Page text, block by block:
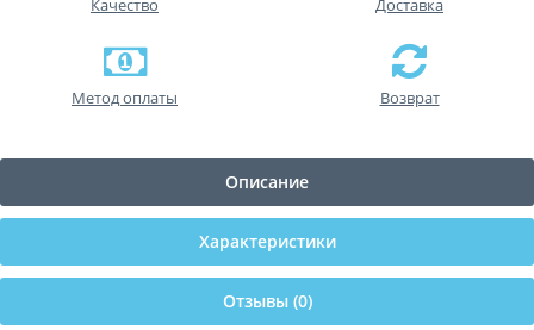
Качество Доставка
Метод оплаты Возврат
Описание
Характеристики
Отзывы (0)